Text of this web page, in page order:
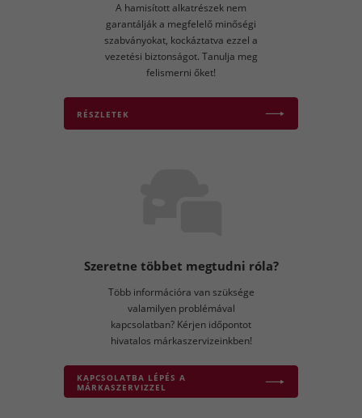
A hamisított alkatrészek nem
garantálják a megfelelő minőségi
szabványokat, kockáztatva ezzel a
vezetési biztonságot. Tanulja meg
felismerni őket!
RÉSZLETEK
Szeretne többet megtudni róla?
Több információra van szüksége
valamilyen problémával
kapcsolatban? Kérjen időpontot
hivatalos márkaszervizeinkben!
KAPCSOLATBA LÉPÉS A
MÁRKASZERVIZZEL